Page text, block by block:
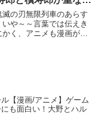
の刃無限列車のあらす
いや～～言葉では伝えき
く、アニメも漫画が本
【漫画/アニメ】ゲーム
も面白い！大野とハル